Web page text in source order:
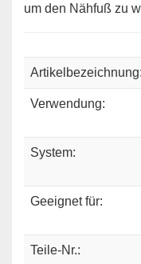
um den Nähfuß zu
Artikelbezeichnung:
Verwendung:
System:
Geeignet für:
Teile-Nr.: